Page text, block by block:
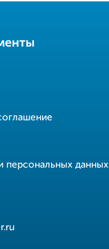
персональных данных